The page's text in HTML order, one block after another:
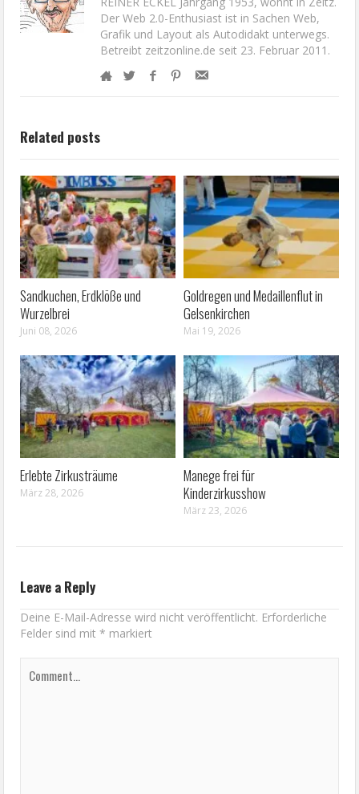
Der Web 2.0-Enthusiast ist in Sachen Web,
Grafik und Layout als Autodidakt unterwegs.
Betreibt zeitzonline.de seit 23. Februar 2011.
Related posts
Sandkuchen, Erdklöße und
Wurzelbrei
Juni 08, 2026
Goldregen und Medaillenflut in
Gelsenkirchen
Mai 19, 2026
Erlebte Zirkusträume
März 28, 2026
Manege frei für
Kinderzirkusshow
März 23, 2026
Leave a Reply
Deine E-Mail-Adresse wird nicht veröffentlicht. Erforderliche
Felder sind mit* markiert